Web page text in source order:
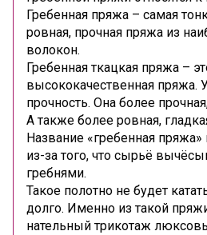
Гребенная пряжа – самая
ровная, прочная пряжа из
волокон.
Гребенная ткацкая пряжа –
высококачественная пряжа.
прочность. Она более
А также более ровная,
Название «гребенная
из-за того, что сырьё
гребнями.
Такое полотно не будет
долго. Именно из такой
нательный трикотаж